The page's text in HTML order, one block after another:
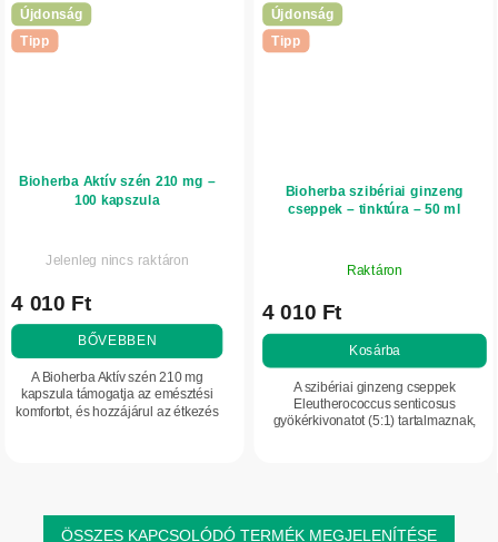
Újdonság
Tipp
Bioherba Aktív szén 210 mg –
100 kapszula
Jelenleg nincs raktáron
4 010 Ft
BŐVEBBEN
A Bioherba Aktív szén 210 mg
kapszula támogatja az emésztési
komfortot, és hozzájárul az étkezés
Újdonság
Tipp
Bioherba szibériai ginzeng
cseppek – tinktúra – 50 ml
Raktáron
4 010 Ft
Kosárba
A szibériai ginzeng cseppek
Eleutherococcus senticosus
gyökérkivonatot (5:1) tartalmaznak,
ÖSSZES KAPCSOLÓDÓ TERMÉK MEGJELENÍTÉSE